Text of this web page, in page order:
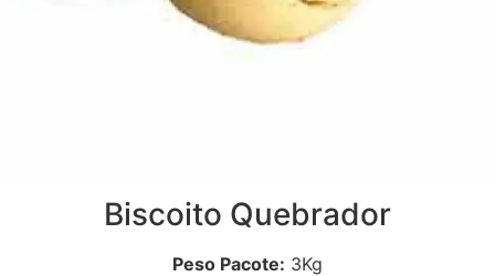
Biscoito Quebrador
Peso Pacote: 3Kg